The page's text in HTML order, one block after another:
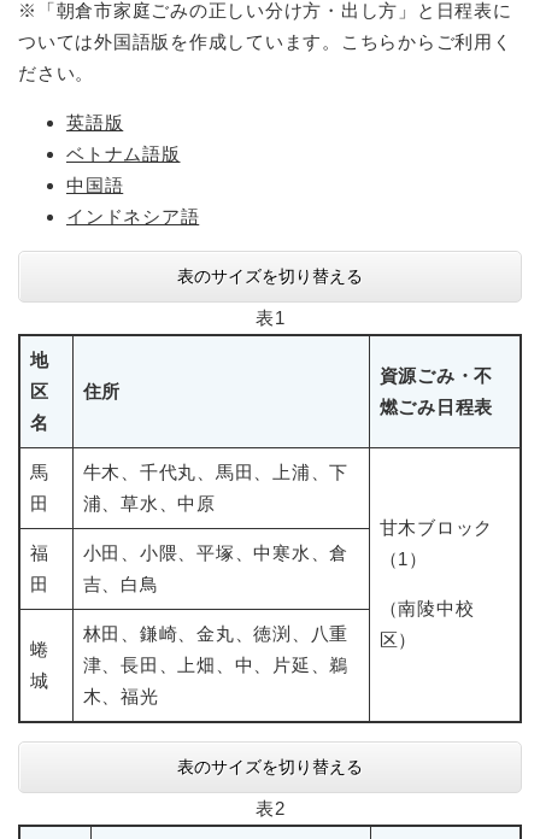
※「朝倉市家庭ごみの正しい分け方・出し方」と日程表に
ついては外国語版を作成しています。こちらからご利用く
ださい。
英語版
ベトナム語版
中国語
インドネシア語
表のサイズを切り替える
表1
地
区
名
住所
資源ごみ・不
燃ごみ日程表
馬
田
牛木、千代丸、馬田、上浦、下
浦、草水、中原
甘木ブロック
（1）
（南陵中校
区）
福
田
小田、小隈、平塚、中寒水、倉
吉、白鳥
蜷
城
林田、鎌崎、金丸、徳渕、八重
津、長田、上畑、中、片延、鵜
木、福光
表のサイズを切り替える
表2